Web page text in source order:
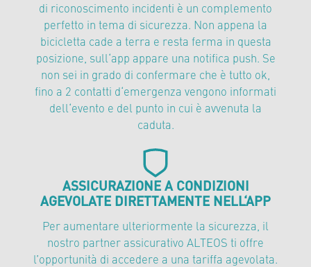
di riconoscimento incidenti è un complemento
perfetto in tema di sicurezza. Non appena la
bicicletta cade a terra e resta ferma in questa
posizione, sull‘app appare una notifica push. Se
non sei in grado di confermare che è tutto ok,
fino a 2 contatti d‘emergenza vengono informati
dell‘evento e del punto in cui è avvenuta la
caduta.
ASSICURAZIONE A CONDIZIONI
AGEVOLATE DIRETTAMENTE NELL‘APP
Per aumentare ulteriormente la sicurezza, il
nostro partner assicurativo ALTEOS ti offre
l’opportunità di accedere a una tariffa agevolata.